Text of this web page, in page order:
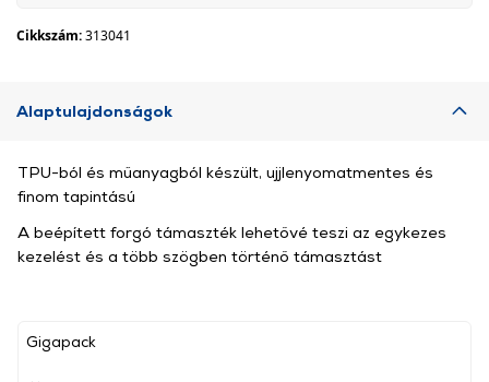
Cikkszám:313041
Alaptulajdonságok
Gigapack
TPU-ból és műanyagból készült, ujjlenyomatmentes és
finom tapintású
A beépített forgó támaszték lehetővé teszi az egykezes
kezelést és a több szögben történő támasztást